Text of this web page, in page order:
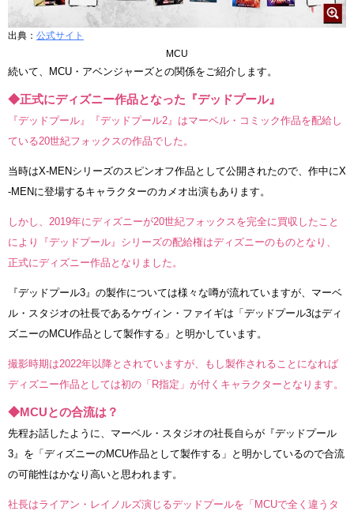
出典： 公式サイト
MCU
続いて、MCU・アベンジャーズとの関係をご紹介します。
◆正式にディズニー作品となった『デッドプール』
『デッドプール』『デッドプール2』はマーベル・コミック作品を配給し
ている20世紀フォックスの作品でした。
当時はX-MENシリーズのスピンオフ作品として公開されたので、作中にX
-MENに登場するキャラクターのカメオ出演もあります。
しかし、2019年にディズニーが20世紀フォックスを完全に買収したこと
により『デッドプール』シリーズの配給権はディズニーのものとなり、
正式にディズニー作品となりました。
『デッドプール3』の製作については様々な噂が流れていますが、マーベ
ル・スタジオの社長であるケヴィン・ファイギは「デッドプール3はディ
ズニーのMCU作品として製作する」と明かしています。
撮影時期は2022年以降とされていますが、もし製作されることになれば
ディズニー作品としては初の「R指定」が付くキャラクターとなります。
◆MCUとの合流は？
先程お話したように、マーベル・スタジオの社長自らが『デッドプール
3』を「ディズニーのMCU作品として製作する」と明かしているので合流
の可能性はかなり高いと思われます。
社長はライアン・レイノルズ演じるデッドプールを「MCUで全く違うタ